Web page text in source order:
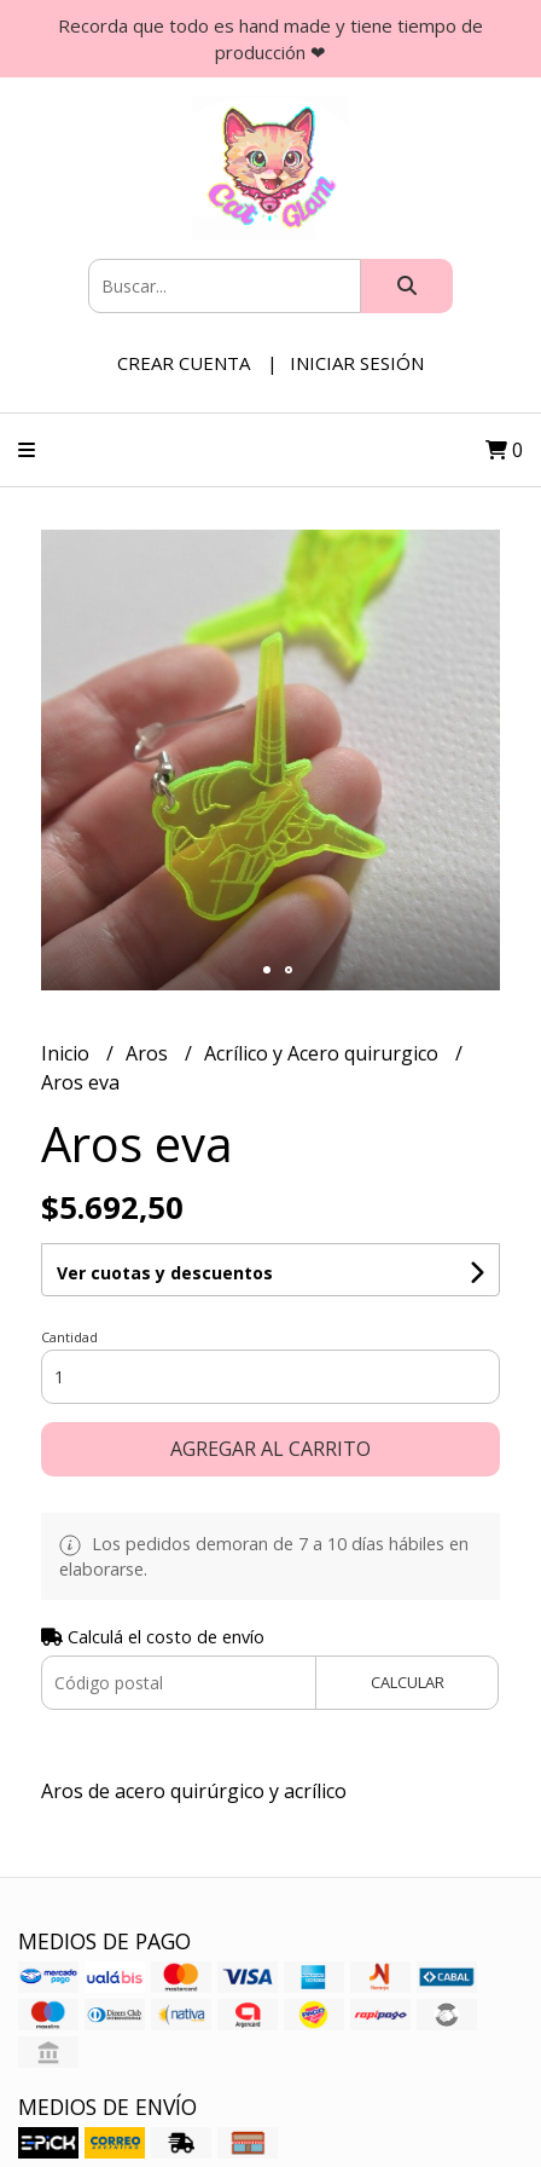
Recorda que todo es hand made y tiene tiempo de
producción ❤
CREAR CUENTA INICIAR SESIÓN
0
Inicio Aros
Acrílico y Acero quirurgico
Aros eva
Aros eva
$5.692,50
Ver cuotas y descuentos
Cantidad
AGREGAR AL CARRITO
Los pedidos demoran de 7 a 10 días hábiles en
elaborarse.
Calculá el costo de envío
CALCULAR
Aros de acero quirúrgico y acrílico
MEDIOS DE PAGO
MEDIOS DE ENVÍO